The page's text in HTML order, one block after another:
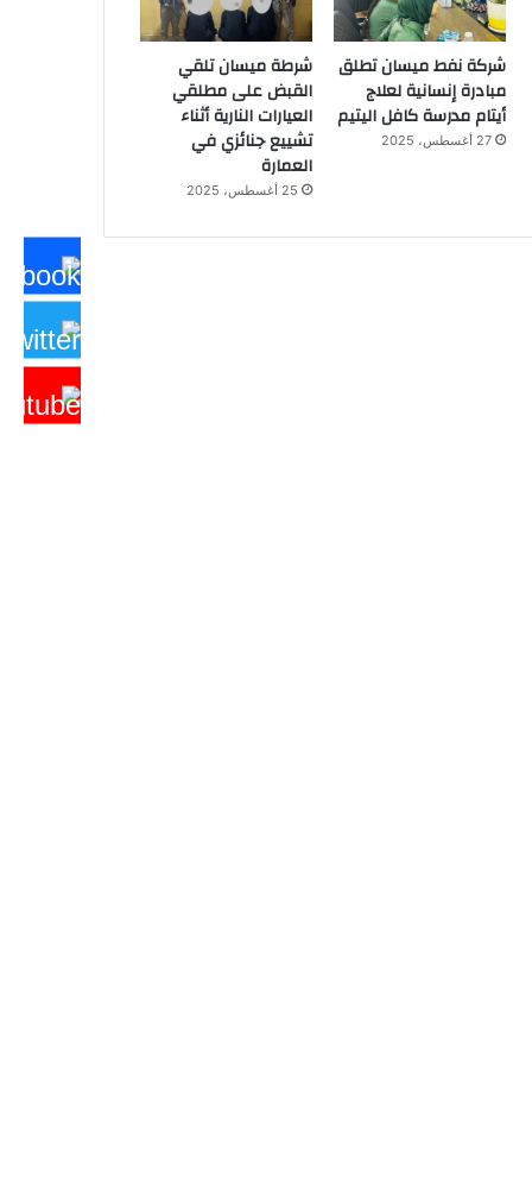
شركة نفط ميسان تطلق
مبادرة إنسانية لعلاج
أيتام مدرسة كافل اليتيم
27 أغسطس، 2025
شرطة ميسان تلقي
القبض على مطلقي
العيارات النارية أثناء
تشييع جنائزي في
العمارة
25 أغسطس، 2025